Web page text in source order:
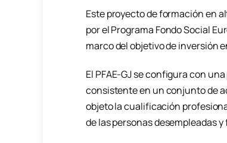
Este proyecto de formación en
por el Programa Fondo Social
marco del objetivo de inversión
El PFAE-GJ se configura con
consistente en un conjunto de
objeto la cualificación
de las personas desempleadas